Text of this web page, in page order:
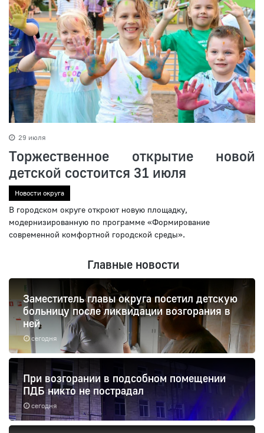
29 июля
Торжественное открытие новой
детской состоится 31 июля
Новости округа
В городском округе откроют новую площадку,
модернизированную по программе «Формирование
современной комфортной городской среды».
Главные новости
сегодня
Заместитель главы округа посетил детскую
больницу после ликвидации возгорания в
ней
сегодня
При возгорании в подсобном помещении
ПДБ никто не пострадал